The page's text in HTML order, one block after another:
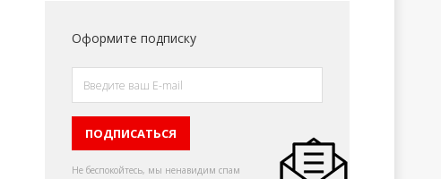
Оформите подписку
Не беспокойтесь, мы ненавидим спам